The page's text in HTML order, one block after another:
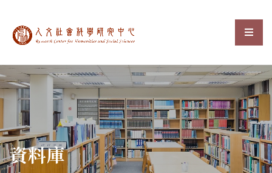
中央研究院人文社會科選
:::
資料庫